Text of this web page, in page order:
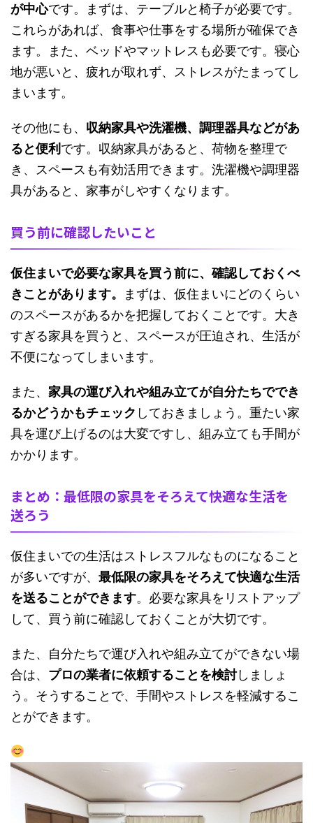
が中心です。まずは、テーブルと椅子が必要です。
これらがあれば、食事や仕事をする場所が確保でき
ます。また、ベッドやマットレスも必要です。寝心
地が悪いと、疲れが取れず、ストレスがたまってし
まいます。
その他にも、 収納家具や洗濯機、調理器具などがあ
ると便利 です。収納家具があると、荷物を整理で
き、スペースも有効活用できます。洗濯機や調理器
具があると、家事がしやすくなります。
買う前に確認したいこと
仮住まいで必要な家具を買う前に、確認しておくべ
きことがあります。
まずは、仮住まいにどのくらい
のスペースがあるかを把握しておくことです。大き
すぎる家具を買うと、スペースが圧迫され、生活が
不便になってしまいます。
また、 家具の運び入れや組み立てが自分たちででき
るかどうかもチェック しておきましょう。重たい家
具を運び上げるのは大変ですし、組み立ても手間が
かかります。
まとめ：最低限の家具をそろえて快適な生活を
送ろう
仮住まいでの生活はストレスフルなものになること
が多いですが、 最低限の家具をそろえて快適な生活
を送ることができます。必要な家具をリストアップ
して、買う前に確認しておくことが大切です。
また、自分たちで運び入れや組み立てができない場
合は、 プロの業者に依頼することを検討しましょ
う。そうすることで、手間やストレスを軽減するこ
とができます。